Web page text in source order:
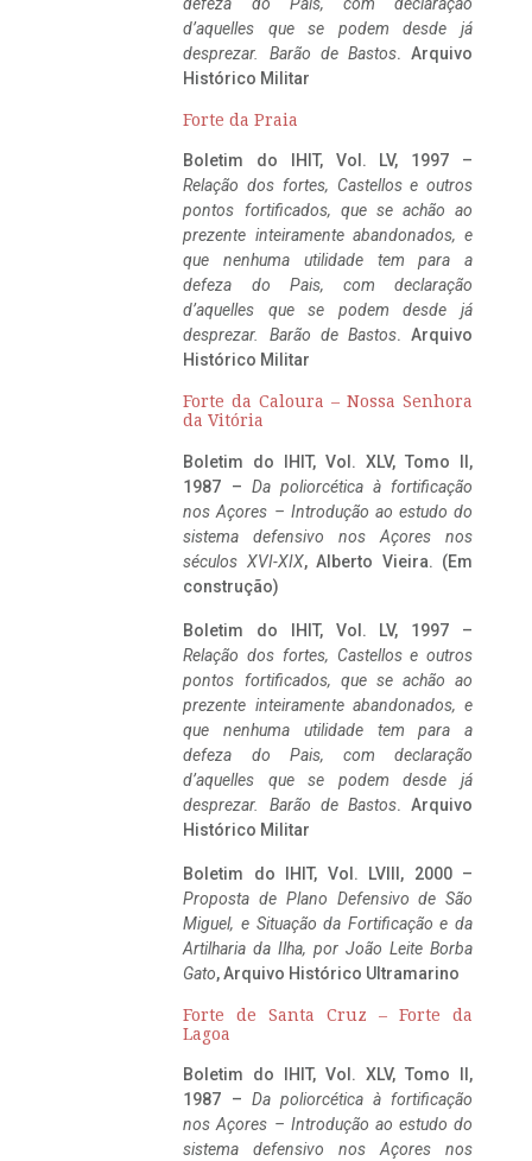
d’aquelles que se podem desde já
desprezar. Barão de Bastos. Arquivo
Histórico Militar
Forte da Praia
Boletim do IHIT, Vol. LV, 1997 –
Relação dos fortes, Castellos e outros
pontos fortificados, que se achão ao
prezente inteiramente abandonados, e
que nenhuma utilidade tem para a
defeza do Pais, com declaração
d’aquelles que se podem desde já
desprezar. Barão de Bastos. Arquivo
Histórico Militar
Forte da Caloura – Nossa Senhora
da Vitória
Boletim do IHIT, Vol. XLV, Tomo II,
1987 – Da poliorcética à fortificação
nos Açores – Introdução ao estudo do
sistema defensivo nos Açores nos
séculos XVI-XIX, Alberto Vieira. (Em
construção)
Boletim do IHIT, Vol. LV, 1997 –
Relação dos fortes, Castellos e outros
pontos fortificados, que se achão ao
prezente inteiramente abandonados, e
que nenhuma utilidade tem para a
defeza do Pais, com declaração
d’aquelles que se podem desde já
desprezar. Barão de Bastos. Arquivo
Histórico Militar
Boletim do IHIT, Vol. LVIII, 2000 –
Proposta de Plano Defensivo de São
Miguel, e Situação da Fortificação e da
Artilharia da Ilha, por João Leite Borba
Gato, Arquivo Histórico Ultramarino
Forte de Santa Cruz – Forte da
Lagoa
Boletim do IHIT, Vol. XLV, Tomo II,
1987 – Da poliorcética à fortificação
nos Açores – Introdução ao estudo do
sistema defensivo nos Açores nos